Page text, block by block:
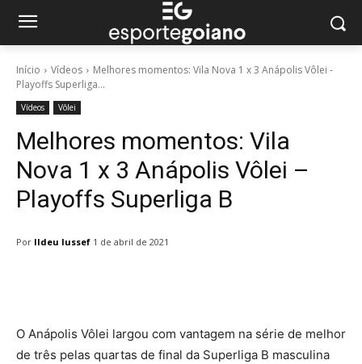
Início Vídeos
Melhores momentos: Vila Nova 1 x 3 Anápolis Vôlei -
Playoffs Superliga...
Vídeos Vôlei
Melhores momentos: Vila
Nova 1 x 3 Anápolis Vôlei –
Playoffs Superliga B
Por Ildeu Iussef 1 de abril de 2021
O Anápolis Vôlei largou com vantagem na série de melhor
de três pelas quartas de final da Superliga B masculina